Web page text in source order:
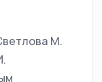
М.